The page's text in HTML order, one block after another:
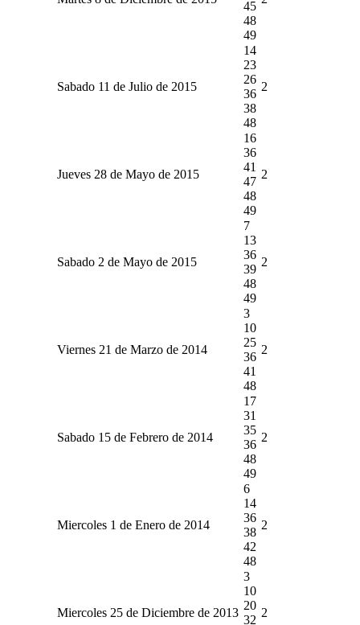
45
48
49
Sabado 11 de Julio de 2015
14
23
26
36
38
48
2
Jueves 28 de Mayo de 2015
16
36
41
47
48
49
2
Sabado 2 de Mayo de 2015
7
13
36
39
48
49
2
Viernes 21 de Marzo de 2014
3
10
25
36
41
48
2
Sabado 15 de Febrero de 2014
17
31
35
36
48
49
2
Miercoles 1 de Enero de 2014
6
14
36
38
42
48
2
Miercoles 25 de Diciembre de 2013
3
10
20
32
2